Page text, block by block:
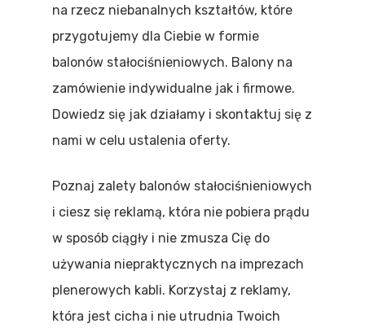
na rzecz niebanalnych kształtów, które
przygotujemy dla Ciebie w formie
balonów stałociśnieniowych. Balony na
zamówienie indywidualne jak i firmowe.
Dowiedz się jak działamy i skontaktuj się z
nami w celu ustalenia oferty.
Poznaj zalety balonów stałociśnieniowych
i ciesz się reklamą, która nie pobiera prądu
w sposób ciągły i nie zmusza Cię do
używania niepraktycznych na imprezach
plenerowych kabli. Korzystaj z reklamy,
która jest cicha i nie utrudnia Twoich